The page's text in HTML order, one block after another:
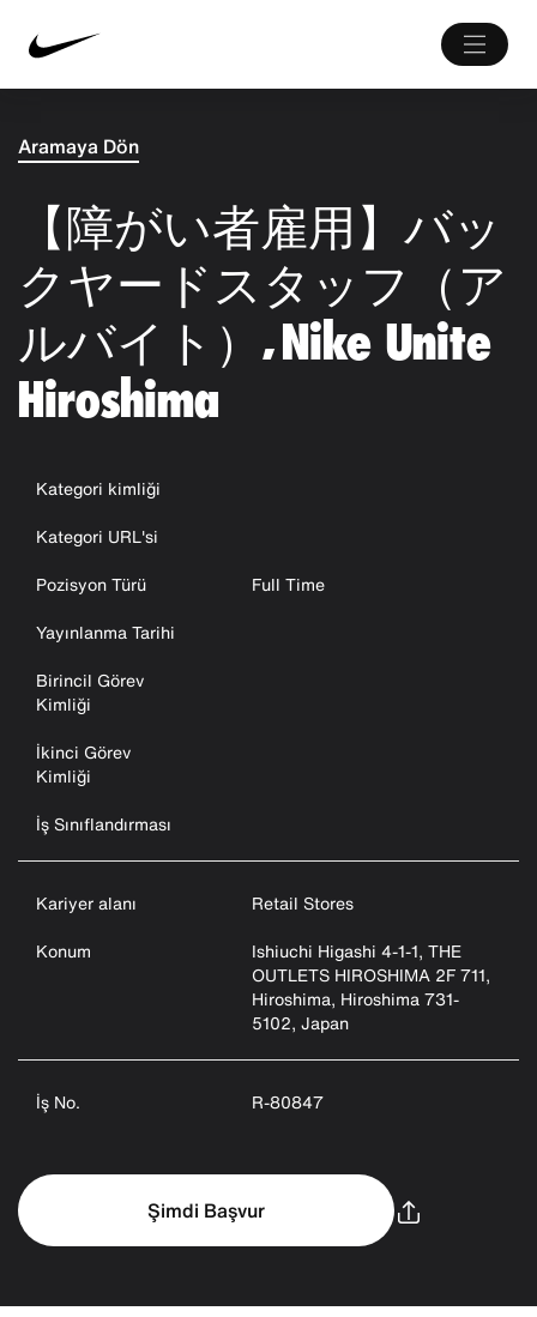
Aramaya Dön
【障がい者雇用】バッ
クヤードスタッフ（ア
ルバイト）, Nike Unite
Hiroshima
Kategori kimliği
Kategori URL'si
Pozisyon Türü
Full Time
Yayınlanma Tarihi
Birincil Görev
Kimliği
İkinci Görev
Kimliği
İş Sınıflandırması
Kariyer alanı
Retail Stores
Konum
Ishiuchi Higashi 4-1-1, THE
OUTLETS HIROSHIMA 2F 711,
Hiroshima, Hiroshima 731-
5102, Japan
İş No. R-80847
Şimdi Başvur